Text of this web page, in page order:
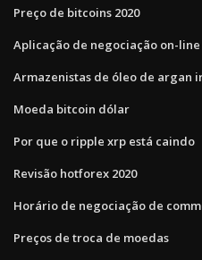
Preço de bitcoins 2020
Aplicação de negociação on-line
Armazenistas de óleo de argan
Moeda bitcoin dólar
Por que o ripple xrp está caindo
Revisão hotforex 2020
Horário de negociação de
Preços de troca de moedas